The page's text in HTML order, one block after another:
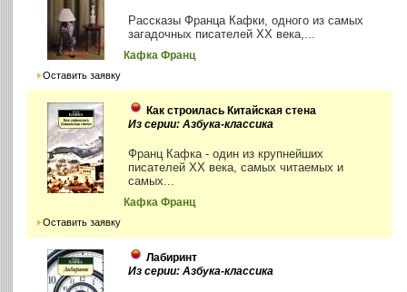
Рассказы Франца Кафки, одного из самых
загадочных писателей ХХ века,...
Кафка Франц
Оставить заявку
Как строилась Китайская стена
Из серии: Азбука-классика
Франц Кафка - один из крупнейших
писателей XX века, самых читаемых и
самых...
Кафка Франц
Оставить заявку
Лабиринт
Из серии: Азбука-классика